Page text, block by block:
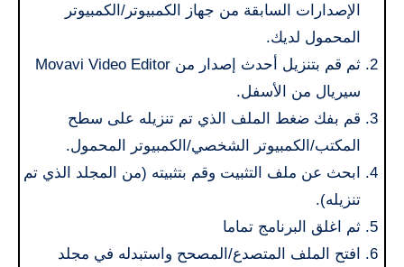
الإصدارات السابقة من جهاز الكمبيوتر/الكمبيوتر
المحمول لديك.
ثم قم بتنزيل أحدث إصدار من Movavi Video Editor
سيريال من الأسفل.
قم بفك ضغط الملف الذي تم تنزيله على سطح
المكتب/الكمبيوتر الشخصي/الكمبيوتر المحمول.
ابحث عن ملف التثبيت وقم بتثبيته (من المجلد الذي تم
تنزيله).
ثم اغلق البرنامج تماما
افتح الملف المتصدع/المصحح واستبدله في مجلد